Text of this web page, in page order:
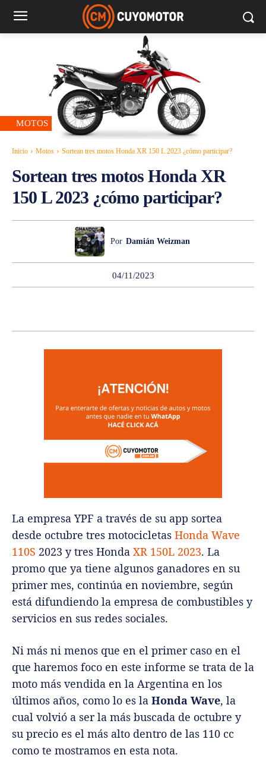
MOTOS
Inicio Motos Sortean tres motos Honda XR 150 L 2023 ¿cómo participar?
Sortean tres motos Honda XR
150 L 2023 ¿cómo participar?
Por Damián Weizman
04/11/2023
La empresa YPF a través de su app sortea
desde octubre tres motocicletas Honda Wave
110S 2023 y tres Honda XR 150L 2023. La
promo que ya tiene algunos ganadores en su
primer mes, continúa en noviembre, según
está difundiendo la empresa de combustibles y
servicios en sus redes sociales.
Ni más ni menos que en el primer caso en el
que haremos foco en este informe se trata de la
moto más vendida en la Argentina en los
últimos años, como lo es la Honda Wave, la
cual volvió a ser la más buscada de octubre y
su precio es el más alto dentro de las 110 cc
como te mostramos en esta nota.